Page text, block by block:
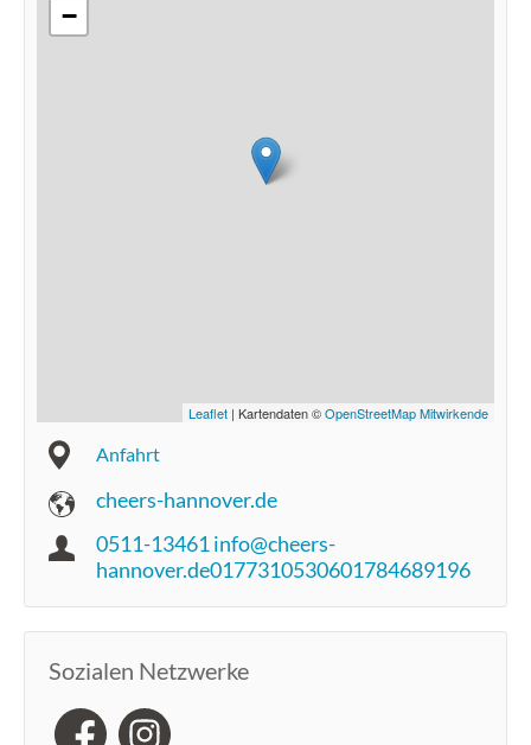
−
Leaflet | Kartendaten ©OpenStreetMap Mitwirkende
Anfahrt
cheers-hannover.de
0511-13461 info@cheers-
hannover.de0177310530601784689196
Sozialen Netzwerke